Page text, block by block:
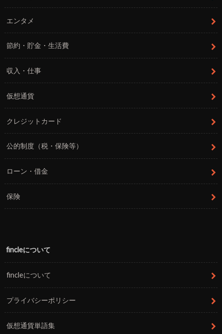
エンタメ
節約・貯金・生活費
収入・仕事
仮想通貨
クレジットカード
公的制度（税・保険等）
ローン・借金
保険
fincleについて
fincleについて
プライバシーポリシー
仮想通貨単語集